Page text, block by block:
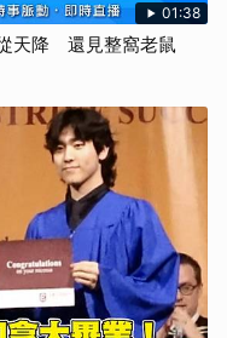
01:38
天降 還見整窩老鼠